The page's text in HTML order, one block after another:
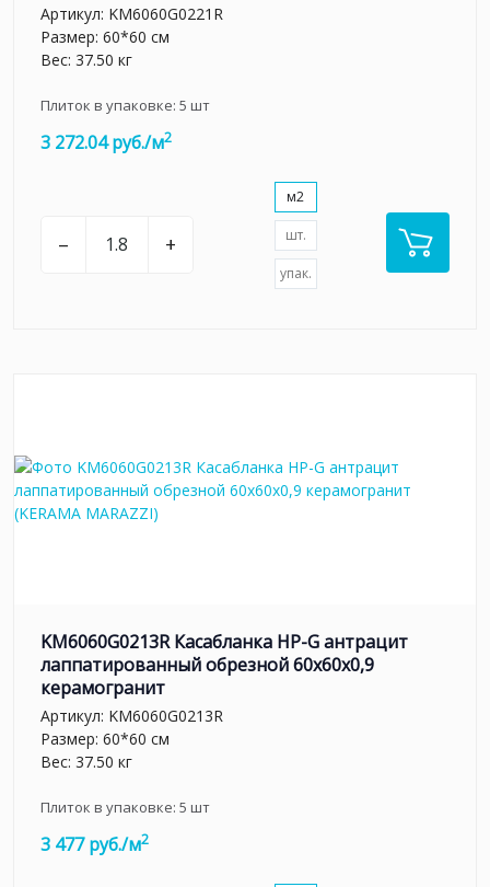
Артикул: KM6060G0221R
Размер: 60*60 см
Вес: 37.50 кг
Плиток в упаковке: 5 шт
3 272.04 руб./м2
– +
м2
шт.
упак.
KM6060G0213R Касабланка HP-G антрацит
лаппатированный обрезной 60x60x0,9
керамогранит
Артикул: KM6060G0213R
Размер: 60*60 см
Вес: 37.50 кг
Плиток в упаковке: 5 шт
3 477 руб./м2